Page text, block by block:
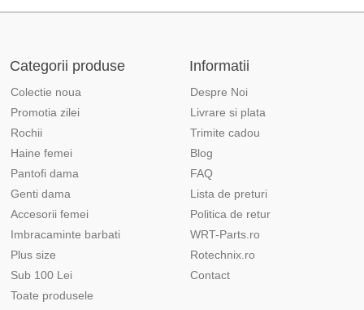
Categorii produse
Colectie noua
Promotia zilei
Rochii
Haine femei
Pantofi dama
Genti dama
Accesorii femei
Imbracaminte barbati
Plus size
Sub 100 Lei
Toate produsele
Informatii
Despre Noi
Livrare si plata
Trimite cadou
Blog
FAQ
Lista de preturi
Politica de retur
WRT-Parts.ro
Rotechnix.ro
Contact